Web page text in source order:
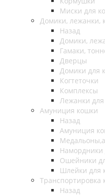
Миски для
Домики, лежанки,
Назад
Домики,
Гамаки,
Дверцы
Домики для
Когтеточки
Комплексы
Лежанки
Амуниция кошки
Назад
Амуниция
Намордники
Ошейники
Шлейки для
Транспортировка
Назад